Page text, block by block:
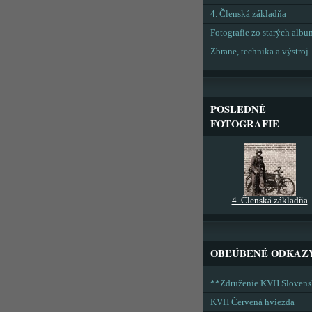
4. Členská základňa
Fotografie zo starých
Zbrane, technika a výstroj
POSLEDNÉ
FOTOGRAFIE
4. Členská základňa
OBĽÚBENÉ
**Združenie KVH
KVH Červená hviezda